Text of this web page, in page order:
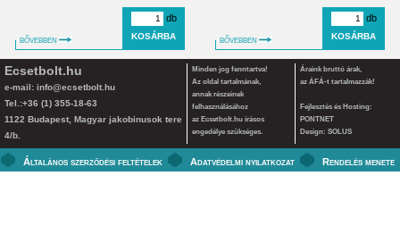
BŐVEBBEN
db
BŐVEBBEN
db
Ecsetbolt.hu
e-mail: info@ecsetbolt.hu
Tel.:+36 (1) 355-18-63
1122 Budapest, Magyar jakobinusok tere
4/b.
Minden jog fenntartva!
Az oldal tartalmának,
annak részeinek
felhasználásához
az Ecsetbolt.hu írásos
engedélye szükséges.
Áraink bruttó árak,
az ÁFÁ-t tartalmazzák!
Fejlesztés és Hosting:
PONTNET
Design: SOLUS
Általános szerződési feltételek Adatvédelmi nyilatkozat Rendelés menete